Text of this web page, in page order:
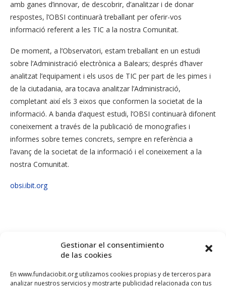
Gestionar el consentimiento
de las cookies
En www.fundaciobit.org utilizamos cookies propias y de terceros para
analizar nuestros servicios y mostrarte publicidad relacionada con tus
amb ganes d’innovar, de descobrir, d’analitzar i de donar
respostes, l’OBSI continuarà treballant per oferir-vos
informació referent a les TIC a la nostra Comunitat.
De moment, a l’Observatori, estam treballant en un estudi
sobre l’Administració electrònica a Balears; després d’haver
analitzat l’equipament i els usos de TIC per part de les pimes i
de la ciutadania, ara tocava analitzar l’Administració,
completant així els 3 eixos que conformen la societat de la
informació. A banda d’aquest estudi, l’OBSI continuarà difonent
coneixement a través de la publicació de monografies i
informes sobre temes concrets, sempre en referència a
l’avanç de la societat de la informació i el coneixement a la
nostra Comunitat.
obsi.ibit.org